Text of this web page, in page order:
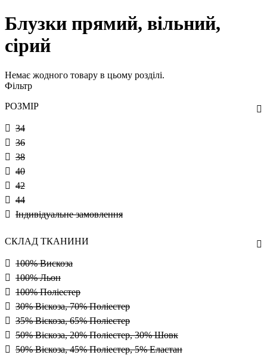
Блузки прямий, вільний,
сірий
Немає жодного товару в цьому розділі.
Фільтр
РОЗМІР
34
36
38
40
42
44
Індивідуальне замовлення
СКЛАД ТКАНИНИ
100% Вискоза
100% Льон
100% Поліестер
30% Віскоза, 70% Поліестер
35% Віскоза, 65% Поліестер
50% Віскоза, 20% Поліестер, 30% Шовк
50% Віскоза, 45% Поліестер, 5% Еластан